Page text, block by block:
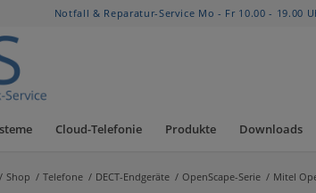
Notfall & Reparatur-Service Mo - Fr 10.00 - 19.00
Cloud-Telefonie Produkte Downloads
/ Shop / Telefone / DECT-Endgeräte / OpenScape-Serie / Mitel